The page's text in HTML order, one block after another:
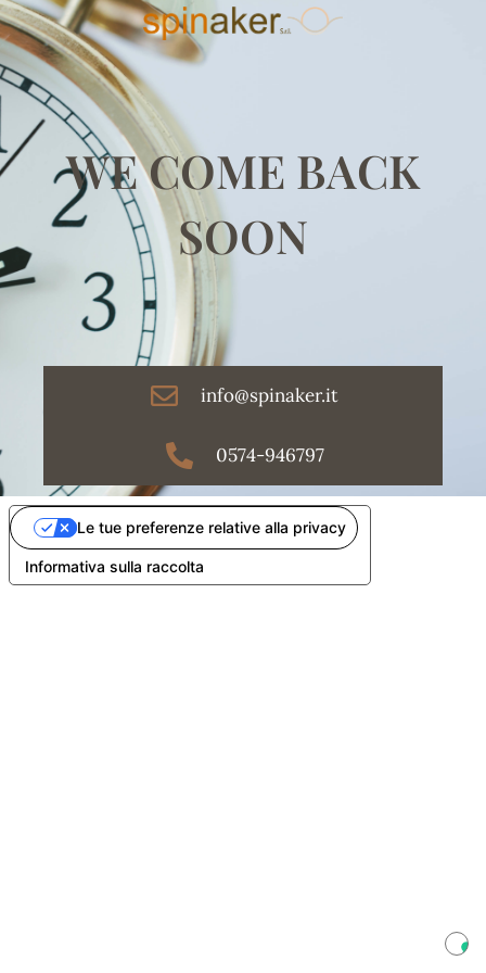
WE COME BACK
SOON
info@spinaker.it
0574-946797
Informativa sulla raccolta
Le tue preferenze relative alla privacy